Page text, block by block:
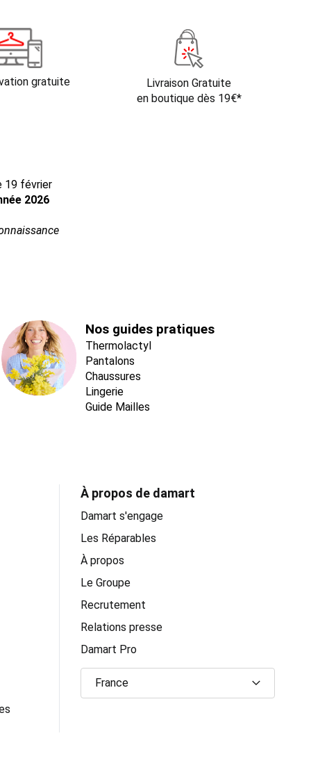
gratuite
Livraison Gratuite
en boutique dès 19€*
19 février
2026
Nos guides pratiques
Thermolactyl
Pantalons
Chaussures
Lingerie
Guide Mailles
À propos de damart
Damart s'engage
Les Réparables
À propos
Le Groupe
Recrutement
Relations presse
Damart Pro
France